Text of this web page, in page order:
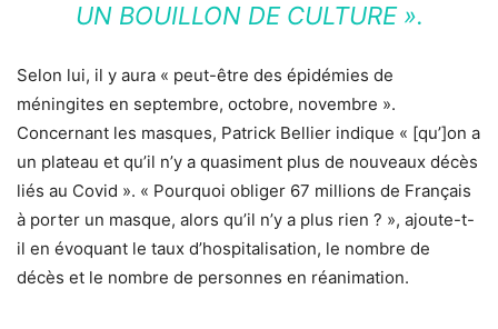
UN BOUILLON DE CULTURE ».
Selon lui, il y aura « peut-être des épidémies de
méningites en septembre, octobre, novembre ».
Concernant les masques, Patrick Bellier indique « [qu’]on a
un plateau et qu’il n’y a quasiment plus de nouveaux décès
liés au Covid ». « Pourquoi obliger 67 millions de Français
à porter un masque, alors qu’il n’y a plus rien ? », ajoute-t-
il en évoquant le taux d’hospitalisation, le nombre de
décès et le nombre de personnes en réanimation.